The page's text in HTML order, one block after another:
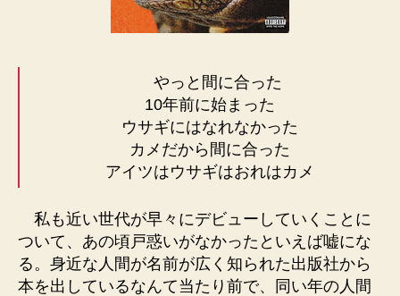
やっと間に合った
10年前に始まった
ウサギにはなれなかった
カメだから間に合った
アイツはウサギはおれはカメ
私も近い世代が早々にデビューしていくことに
ついて、あの頃戸惑いがなかったといえば嘘にな
る。身近な人間が名前が広く知られた出版社から
本を出しているなんて当たり前で、同い年の人間